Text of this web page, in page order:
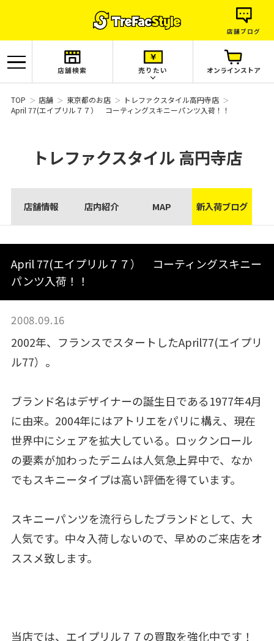
店舗ブログ
店舗検索 売りたい オンラインストア
TOP 店舗 東京都のお店
トレファクスタイル高円寺店
April 77(エイプリル７７） コーティングスキニーパンツ入荷！！
トレファクスタイル 高円寺店
店舗情報 店内紹介 MAP 新入荷ブログ
April 77(エイプリル７７） コーティングスキニー
パンツ入荷！！
2008.09.16
2002年、フランスでスタートしたApril77(エイプリ
ル77）。
ブランド名はデザイナーの誕生日である1977年4月
に由来。2004年にはアトリエをパリに構え、現在
世界中にシェアを拡大している。ロックンロール
の要素が加わったデニムは人気急上昇中で、なか
でもスキニータイプは高い評価を得ています。
スキニーパンツを流行らしたブランドとして、大
人気です。中々入荷しないので、早めのご来店をオ
ススメ致します。
当店では、エイプリル７７の買取を強化中です！